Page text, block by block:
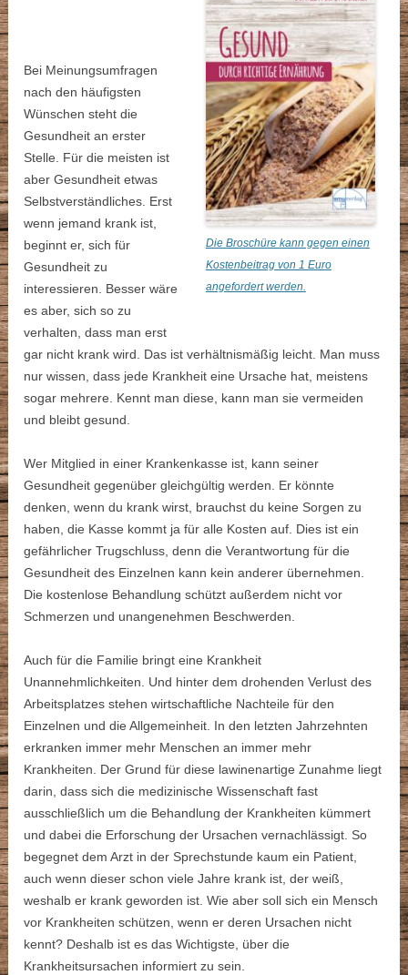
Die Broschüre kann gegen einen
Kostenbeitrag von 1 Euro
angefordert werden.
Bei Meinungsumfragen
nach den häufigsten
Wünschen steht die
Gesundheit an erster
Stelle. Für die meisten ist
aber Gesundheit etwas
Selbstverständliches. Erst
wenn jemand krank ist,
beginnt er, sich für
Gesundheit zu
interessieren. Besser wäre
es aber, sich so zu
verhalten, dass man erst
gar nicht krank wird. Das ist verhältnismäßig leicht. Man muss
nur wissen, dass jede Krankheit eine Ursache hat, meistens
sogar mehrere. Kennt man diese, kann man sie vermeiden
und bleibt gesund.
Wer Mitglied in einer Krankenkasse ist, kann seiner
Gesundheit gegenüber gleichgültig werden. Er könnte
denken, wenn du krank wirst, brauchst du keine Sorgen zu
haben, die Kasse kommt ja für alle Kosten auf. Dies ist ein
gefährlicher Trugschluss, denn die Verantwortung für die
Gesundheit des Einzelnen kann kein anderer übernehmen.
Die kostenlose Behandlung schützt außerdem nicht vor
Schmerzen und unangenehmen Beschwerden.
Auch für die Familie bringt eine Krankheit
Unannehmlichkeiten. Und hinter dem drohenden Verlust des
Arbeitsplatzes stehen wirtschaftliche Nachteile für den
Einzelnen und die Allgemeinheit. In den letzten Jahrzehnten
erkranken immer mehr Menschen an immer mehr
Krankheiten. Der Grund für diese lawinenartige Zunahme liegt
darin, dass sich die medizinische Wissenschaft fast
ausschließlich um die Behandlung der Krankheiten kümmert
und dabei die Erforschung der Ursachen vernachlässigt. So
begegnet dem Arzt in der Sprechstunde kaum ein Patient,
auch wenn dieser schon viele Jahre krank ist, der weiß,
weshalb er krank geworden ist. Wie aber soll sich ein Mensch
vor Krankheiten schützen, wenn er deren Ursachen nicht
kennt? Deshalb ist es das Wichtigste, über die
Krankheitsursachen informiert zu sein.